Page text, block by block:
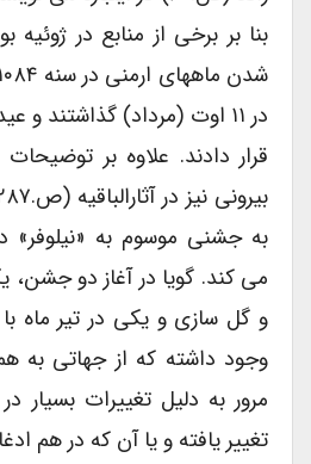
بنا بر برخی از منابع در ژوئیه
قرار دادند. علاوه بر توضیحات
به جشنی موسوم به «نیلوفر»
می کند. گویا در آغاز دو جشن،
و گل سازی و یکی در تیر ماه
وجود داشته که از جهاتی به
مرور به دلیل تغییرات بسیار
تغییر یافته و یا آن که در هم